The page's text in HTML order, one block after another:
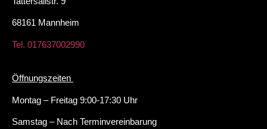
68161 Mannheim
Tel. 017637002990
Öffnungszeiten
Montag – Freitag 9:00-17:30 Uhr
Samstag – Nach Terminvereinbarung